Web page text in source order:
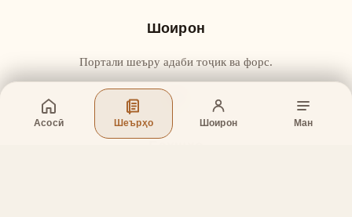
Асосӣ Шеърҳо Шоирон Ман
Шоирон
Портали шеъру адаби тоҷик ва форс.